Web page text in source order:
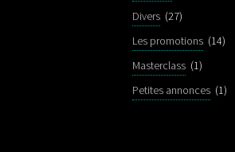
Divers (27)
Les promotions (14)
Masterclass (1)
Petites annonces (1)